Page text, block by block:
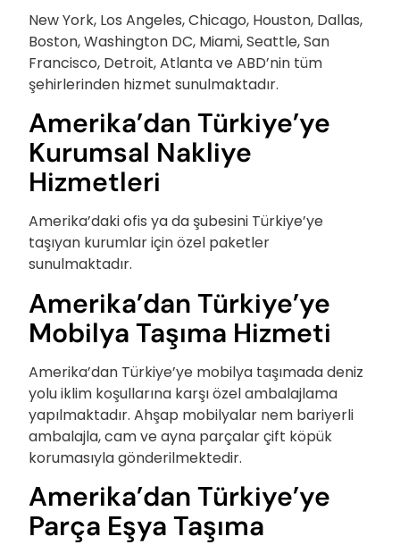
New York, Los Angeles, Chicago, Houston, Dallas,
Boston, Washington DC, Miami, Seattle, San
Francisco, Detroit, Atlanta ve ABD’nin tüm
şehirlerinden hizmet sunulmaktadır.
Amerika’dan Türkiye’ye
Kurumsal Nakliye
Hizmetleri
Amerika’daki ofis ya da şubesini Türkiye’ye
taşıyan kurumlar için özel paketler
sunulmaktadır.
Amerika’dan Türkiye’ye
Mobilya Taşıma Hizmeti
Amerika’dan Türkiye’ye mobilya taşımada deniz
yolu iklim koşullarına karşı özel ambalajlama
yapılmaktadır. Ahşap mobilyalar nem bariyerli
ambalajla, cam ve ayna parçalar çift köpük
korumasıyla gönderilmektedir.
Amerika’dan Türkiye’ye
Parça Eşya Taşıma